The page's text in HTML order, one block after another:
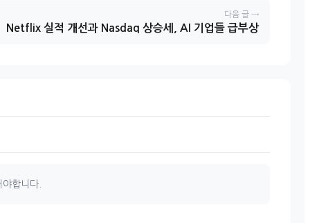
다음 글 →
Netflix 실적 개선과 Nasdaq 상승세, AI 기업들 급부상
야합니다.